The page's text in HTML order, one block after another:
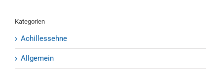
Kategorien
Achillessehne
Allgemein